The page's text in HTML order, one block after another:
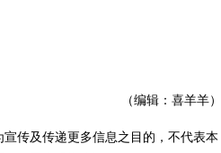
（编辑：喜羊羊）
传及传递更多信息之目的，不代表本